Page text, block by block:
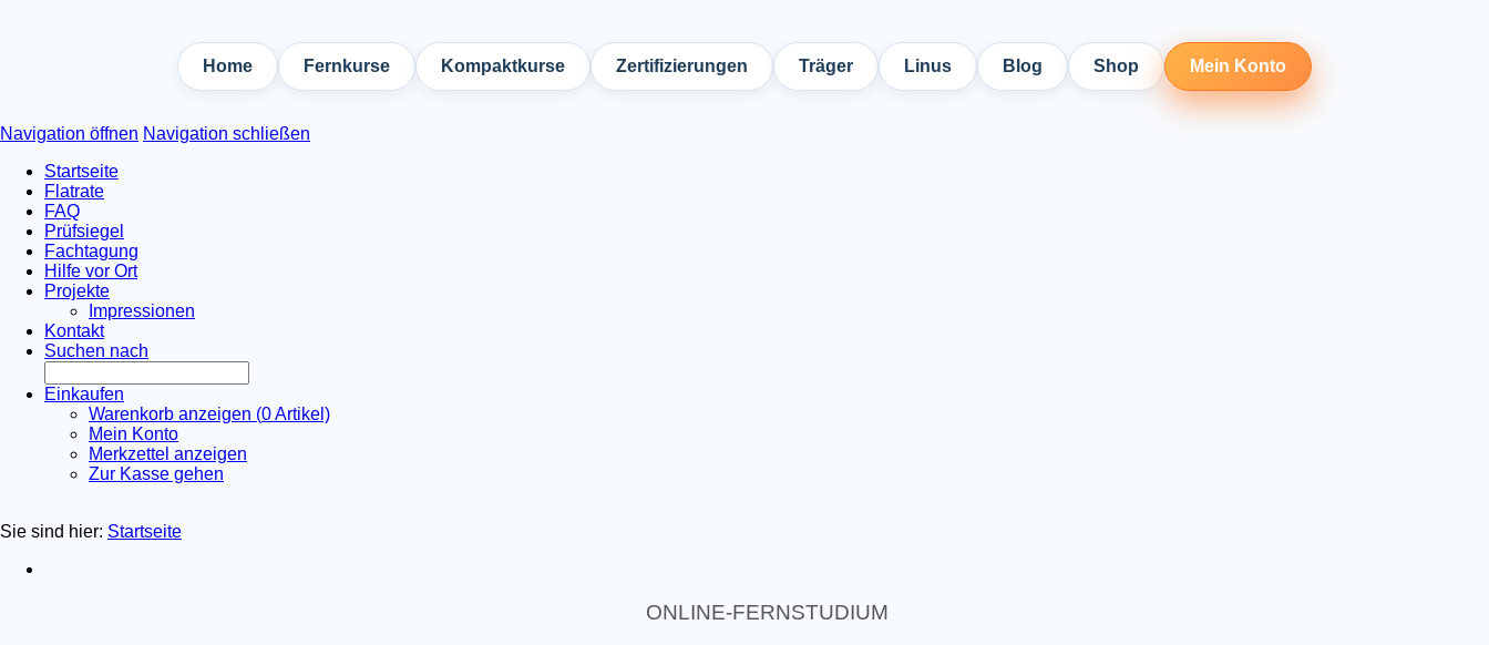
Home Fernkurse Kompaktkurse Zertifizierungen Träger Linus Blog Shop Mein Konto
Navigation öffnen Navigation schließen
Startseite
Flatrate
FAQ
Prüfsiegel
Fachtagung
Hilfe vor Ort
Projekte
Impressionen
Kontakt
Suchen nach
Einkaufen
Warenkorb anzeigen (0Artikel)
Mein Konto
Merkzettel anzeigen
Zur Kasse gehen
Sie sind hier: Startseite
ONLINE-FERNSTUDIUM